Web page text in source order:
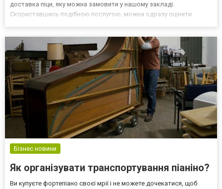
доставка піци, яку можна замовити у нашому закладі.
Скориставшись подібною послугою, можна одразу оцінити
Бізнес новини
Як організувати транспортування піаніно?
Ви купуєте фортепіано своєї мрії і не можете дочекатися, щоб